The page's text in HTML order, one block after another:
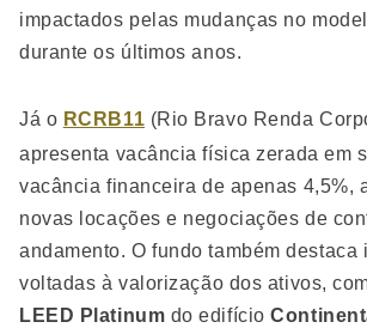
impactados pelas mudanças no
durante os últimos anos.
Já o RCRB11 (Rio Bravo Renda
apresenta vacância física zerada em
vacância financeira de apenas 4,5%,
novas locações e negociações de
andamento. O fundo também destaca
voltadas à valorização dos ativos,
LEED Platinum do edifício